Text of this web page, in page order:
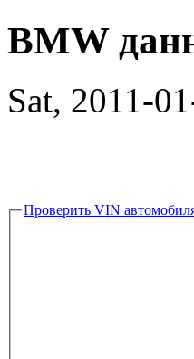
BMW
Sat, 2011-
Проверить VIN